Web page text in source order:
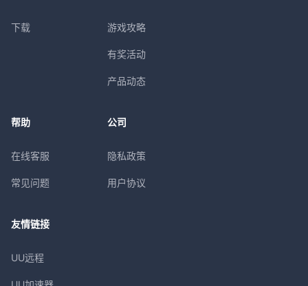
下载 游戏攻略
有奖活动
产品动态
帮助
在线客服
常见问题
公司
隐私政策
用户协议
友情链接
UU远程